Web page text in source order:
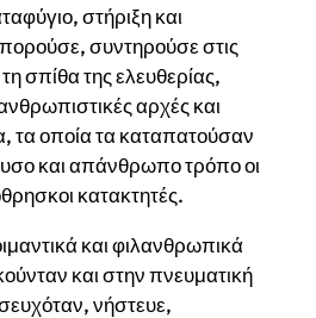
στήριξη και
συντηρούσε στις
σπίθα της ελευθερίας,
αρχές και
τα οποία τα καταπατούσαν
και απάνθρωπο τρόπο οι
κατακτητές.
και φιλανθρωπικά
και στην πνευματική
νήστευε,